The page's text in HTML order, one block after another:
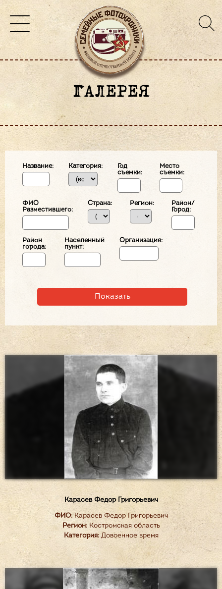
ГАЛЕРЕЯ
Название: Категория:
Год
съемки:
Место
съемки:
ФИО
Разместившего:
Страна: Регион:
Район/
Город:
Район
города:
Населенный
пункт:
Организация:
Карасев Федор Григорьевич
ФИО:Карасев Федор Григорьевич
Регион:Костромская область
Категория:Довоенное время